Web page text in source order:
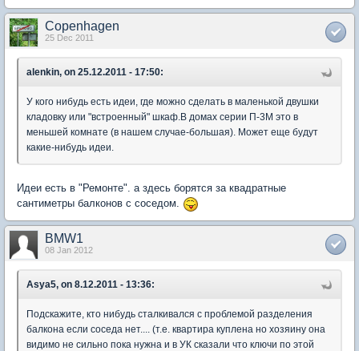
Copenhagen
25 Dec 2011
alenkin, on 25.12.2011 - 17:50:
У кого нибудь есть идеи, где можно сделать в маленькой двушки
кладовку или "встроенный" шкаф.В домах серии П-3М это в
меньшей комнате (в нашем случае-большая). Может еще будут
какие-нибудь идеи.
Идеи есть в "Ремонте". а здесь борятся за квадратные
сантиметры балконов с соседом.
BMW1
08 Jan 2012
Asya5, on 8.12.2011 - 13:36:
Подскажите, кто нибудь сталкивался с проблемой разделения
балкона если соседа нет.... (т.е. квартира куплена но хозяину она
видимо не сильно пока нужна и в УК сказали что ключи по этой